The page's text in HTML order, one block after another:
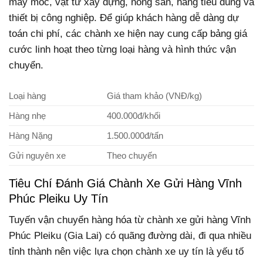
thiết bị công nghiệp. Để giúp khách hàng dễ dàng dự
toán chi phí, các chành xe hiện nay cung cấp bảng giá
cước linh hoạt theo từng loại hàng và hình thức vận
chuyển.
Loại hàng
Giá tham khảo (VNĐ/kg)
Hàng nhẹ
400.000đ/khối
Hàng Nặng
1.500.000đ/tấn
Gửi nguyên xe
Theo chuyến
Tiêu Chí Đánh Giá Chành Xe Gửi Hàng Vĩnh
Phúc Pleiku Uy Tín
Tuyến vận chuyển hàng hóa từ chành xe gửi hàng Vĩnh
Phúc Pleiku (Gia Lai) có quãng đường dài, đi qua nhiều
tỉnh thành nên việc lựa chọn chành xe uy tín là yếu tố